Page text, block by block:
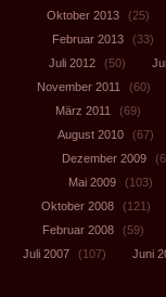
Oktober 2013
(25)
Februar 2013
(33)
Juli 2012
(50)
November 2011
(60)
März 2011
(69)
August 2010
(67)
Dezember 2009
Mai 2009
(103)
Oktober 2008
(121)
Februar 2008
(59)
Juli 2007
(107) Juni